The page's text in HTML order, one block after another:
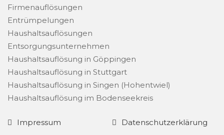
Firmenauflösungen
Entrümpelungen
Haushaltsauflösungen
Entsorgungsunternehmen
Haushaltsauflösung in Göppingen
Haushaltsauflösung in Stuttgart
Haushaltsauflösung in Singen (Hohentwiel)
Haushaltsauflösung im Bodenseekreis
Impressum Datenschutzerklärung